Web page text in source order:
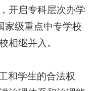
开启专科层次办学
家级重点中专学校
相继并入。
和学生的合法权